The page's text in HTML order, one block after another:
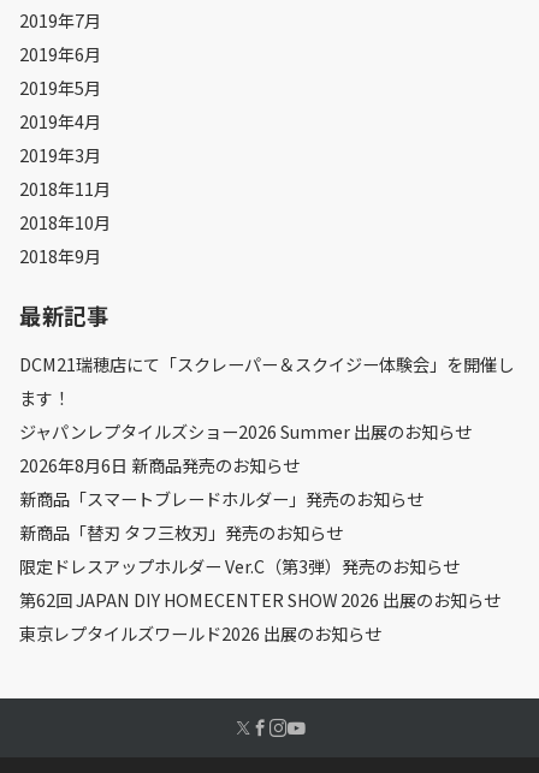
2019年7月
2019年6月
2019年5月
2019年4月
2019年3月
2018年11月
2018年10月
2018年9月
最新記事
DCM21瑞穂店にて「スクレーパー＆スクイジー体験会」を開催し
ます！
ジャパンレプタイルズショー2026 Summer 出展のお知らせ
2026年8月6日 新商品発売のお知らせ
新商品「スマートブレードホルダー」発売のお知らせ
新商品「替刃 タフ三枚刃」発売のお知らせ
限定ドレスアップホルダー Ver.C（第3弾）発売のお知らせ
第62回 JAPAN DIY HOMECENTER SHOW 2026 出展のお知らせ
東京レプタイルズワールド2026 出展のお知らせ